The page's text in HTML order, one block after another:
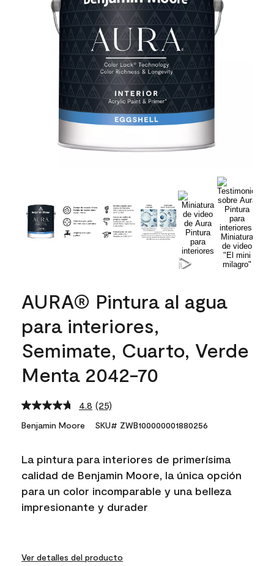
AURA® Pintura al agua
para interiores,
Semimate, Cuarto, Verde
Menta 2042-70
4.8 Read
25
Reviews.
link.
(25)
Benjamin Moore SKU# ZWB100000001880256
La pintura para interiores de primerísima
calidad de Benjamin Moore, la única opción
para un color incomparable y una belleza
impresionante y durader
Ver detalles del producto